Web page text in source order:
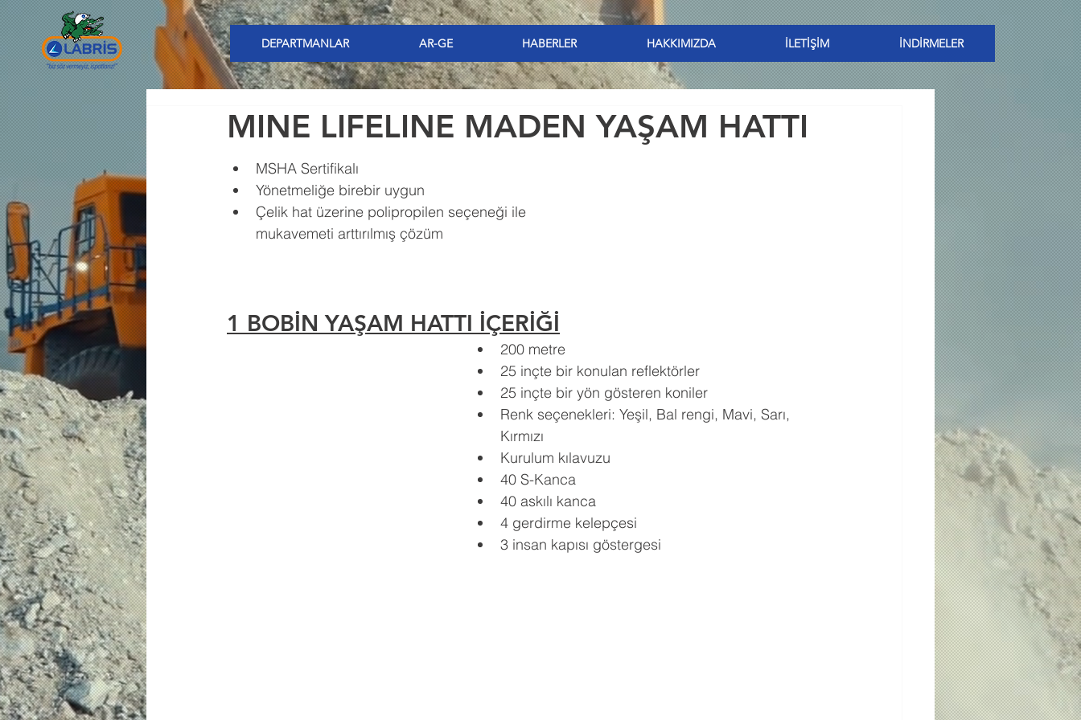
DEPARTMANLAR AR-GE HABERLER HAKKIMIZDA İLETİŞİM İNDİRMELER
MINE LIFELINE MADEN YAŞAM HATTI
MSHA Sertifikalı
Yönetmeliğe birebir uygun
Çelik hat üzerine polipropilen seçeneği ile
mukavemeti arttırılmış çözüm
1 BOBİN YAŞAM HATTI İÇERİĞİ
200 metre
25 inçte bir konulan reflektörler
25 inçte bir yön gösteren koniler
Renk seçenekleri: Yeşil, Bal rengi, Mavi, Sarı,
Kırmızı
Kurulum kılavuzu
40 S-Kanca
40 askılı kanca
4 gerdirme kelepçesi
3 insan kapısı göstergesi